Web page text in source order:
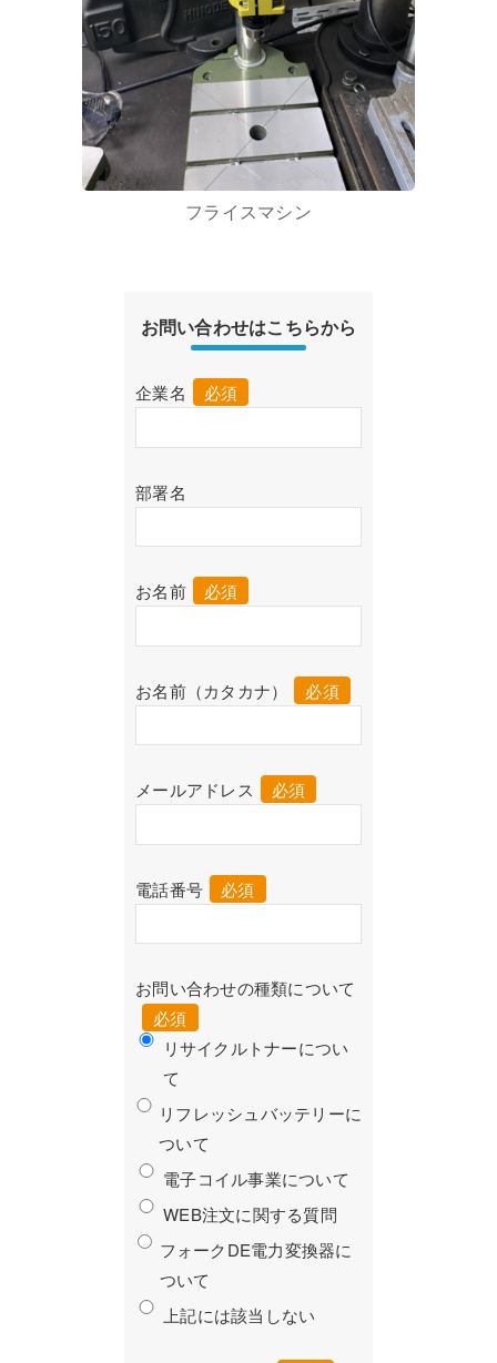
フライスマシン
お問い合わせはこちらから
企業名 必須
部署名
お名前 必須
お名前（カタカナ） 必須
メールアドレス 必須
電話番号 必須
お問い合わせの種類について
必須
リサイクルトナーについ
て
リフレッシュバッテリーに
ついて
電子コイル事業について
WEB注文に関する質問
フォークDE電力変換器に
ついて
上記には該当しない